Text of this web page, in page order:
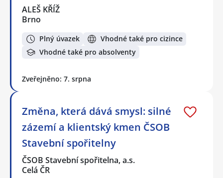
ALEŠ KŘÍŽ
Brno
Plný úvazek
Vhodné také pro cizince
Vhodné také pro absolventy
Zveřejněno: 7. srpna
Změna, která dává smysl: silné
zázemí a klientský kmen ČSOB
Stavební spořitelny
ČSOB Stavební spořitelna, a.s.
Celá ČR